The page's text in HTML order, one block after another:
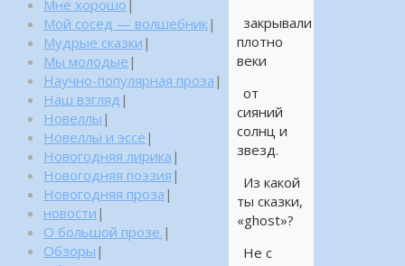
закрывали
плотно
веки
от
сияний
солнц и
звезд.
Из какой
ты сказки,
«ghost»?
Не с
Мне хорошо |
Мой сосед — волшебник|
Мудрые сказки |
Мы молодые |
Научно-популярная проза |
Наш взгляд |
Новеллы |
Новеллы и эссе |
Новогодняя лирика |
Новогодняя поэзия |
Новогодняя проза |
новости |
О большой прозе. |
Обзоры |